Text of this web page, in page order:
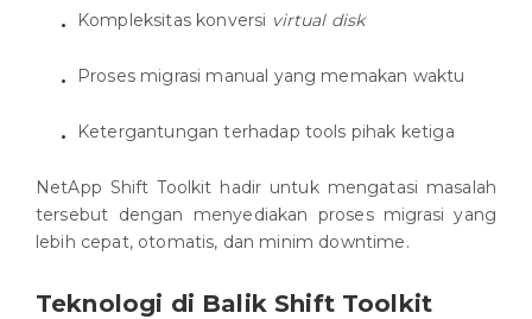
Kompleksitas konversi virtual disk
Proses migrasi manual yang memakan waktu
Ketergantungan terhadap tools pihak ketiga
NetApp Shift Toolkit hadir untuk mengatasi masalah
tersebut dengan menyediakan proses migrasi yang
lebih cepat, otomatis, dan minim downtime.
Teknologi di Balik Shift Toolkit